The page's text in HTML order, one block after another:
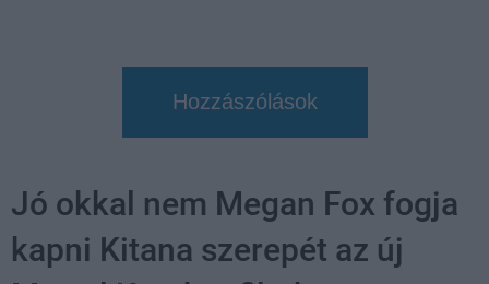
Hozzászólások
Jó okkal nem Megan Fox fogja
kapni Kitana szerepét az új